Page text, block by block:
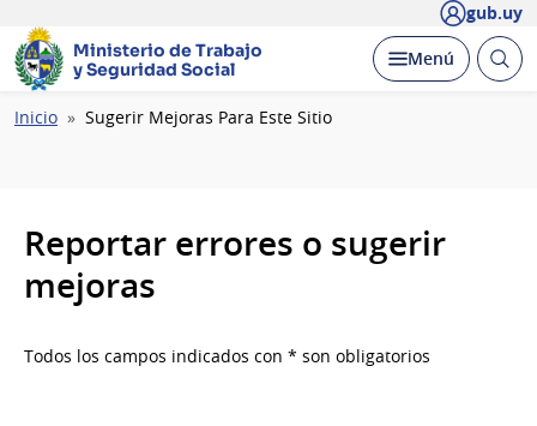
gub.uy
Ministerio de Trabajo
y Seguridad Social
Desplegar
Menú Abrir
Ruta
Inicio Sugerir Mejoras Para Este Sitio
Reportar errores o sugerir
mejoras
Todos los campos indicados con * son obligatorios